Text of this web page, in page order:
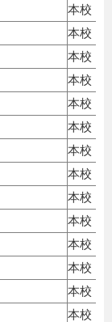
本校
本校
本校
本校
本校
本校
本校
本校
本校
本校
本校
本校
本校
本校